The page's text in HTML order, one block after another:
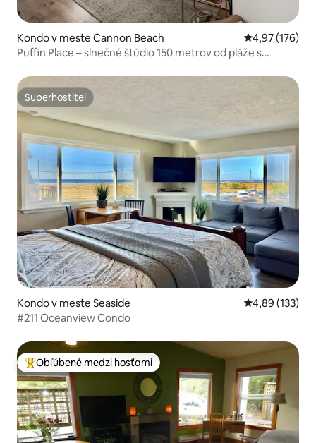
Kondo v meste Cannon Beach Priemerné
4,97 (176)
Puffin Place – slnečné štúdio 150 metrov od pláže s
Superhostiteľ
Superhostiteľ
Kondo v meste Seaside Priemerné
4,89 (133)
#211 Oceanview Condo
Najobľúbenejšie medzi hosťami
Obľúbené medzi hosťami